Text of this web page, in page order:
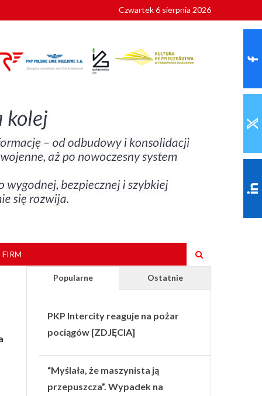
Czwartek 6 sierpnia 2026
Popularne Ostatnie
PKP Intercity reaguje na pożar
pociągów [ZDJĘCIA]
“Myślała, że maszynista ją
przepuszcza”. Wypadek na